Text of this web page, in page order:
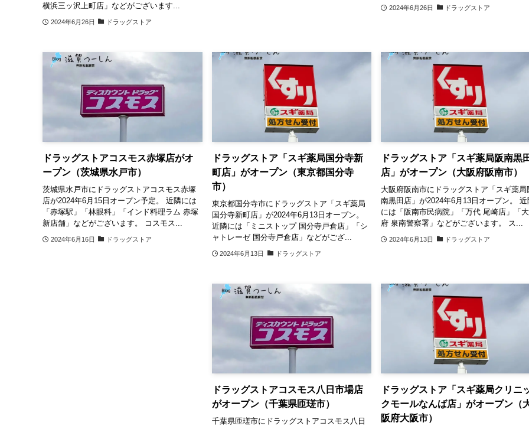
横浜三ッ沢上町店」などがございます...
2024年6月26日 ドラッグストア
2024年6月26日 ドラッグストア
ドラッグストアコスモス赤塚店がオ
ープン（茨城県水戸市）
茨城県水戸市にドラッグストアコスモス赤塚
店が2024年6月15日オープン予定。 近隣には
「赤塚駅」「林眼科」「インド料理ラム 赤塚
新店舗」などがございます。 コスモス...
2024年6月16日 ドラッグストア
ドラッグストア「スギ薬局国分寺新
町店」がオープン（東京都国分寺
市）
東京都国分寺市にドラッグストア「スギ薬局
国分寺新町店」が2024年6月13日オープン。
近隣には「ミニストップ 国分寺戸倉店」「シ
ャトレーゼ 国分寺戸倉店」などがござ...
2024年6月13日 ドラッグストア
ドラッグストア「スギ薬局阪南黒
店」がオープン（大阪府阪南市）
大阪府阪南市にドラッグストア「スギ薬局
南黒田店」が2024年6月13日オープン。 近
には「阪南市民病院」「万代 尾崎店」「
府 泉南警察署」などがございます。 ス...
2024年6月13日 ドラッグストア
ドラッグストアコスモス八日市場店
がオープン（千葉県匝瑳市）
千葉県匝瑳市にドラッグストアコスモス八日
ドラッグストア「スギ薬局クリニ
クモールなんば店」がオープン（
阪府大阪市）